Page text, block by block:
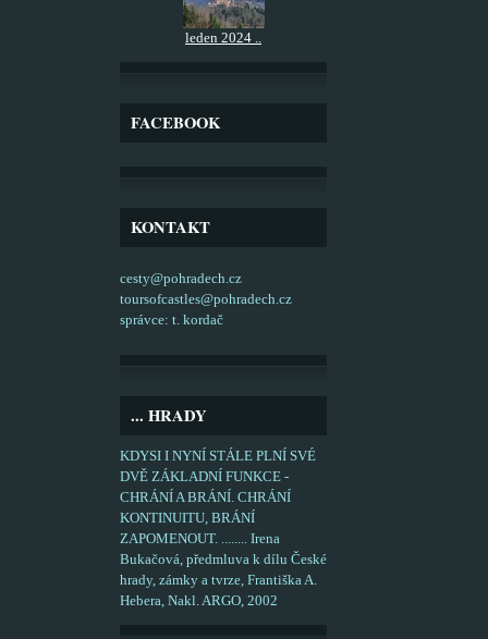
leden 2024 ..
FACEBOOK
KONTAKT
cesty@pohradech.cz
toursofcastles@pohradech.cz
správce: t. kordač
... HRADY
KDYSI I NYNÍ STÁLE PLNÍ SVÉ
DVĚ ZÁKLADNÍ FUNKCE -
CHRÁNÍ A BRÁNÍ. CHRÁNÍ
KONTINUITU, BRÁNÍ
ZAPOMENOUT. ........ Irena
Bukačová, předmluva k dílu České
hrady, zámky a tvrze, Františka A.
Hebera, Nakl. ARGO, 2002